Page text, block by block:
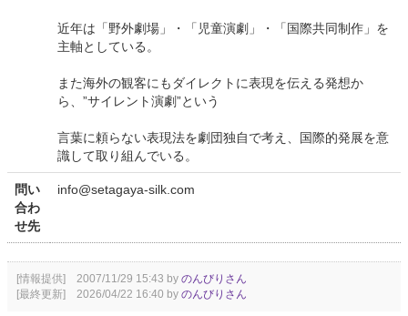
近年は「野外劇場」・「児童演劇」・「国際共同制作」を
主軸としている。
また海外の観客にもダイレクトに表現を伝える発想か
ら、”サイレント演劇”という
言葉に頼らない表現法を劇団独自で考え、国際的発展を意
識して取り組んでいる。
問い
合わ
せ先
info@setagaya-silk.com
[情報提供] 2007/11/29 15:43 by のんびりさん
[最終更新] 2026/04/22 16:40 by のんびりさん